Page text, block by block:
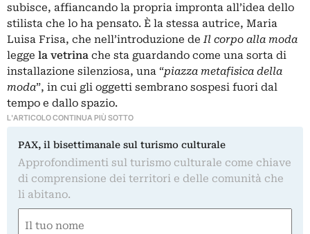
subisce, affiancando la propria impronta all’idea dello
stilista che lo ha pensato. È la stessa autrice, Maria
Luisa Frisa, che nell’introduzione deIl corpo alla moda
legge la vetrina che sta guardando come una sorta di
installazione silenziosa, una “piazza metafisica della
moda”, in cui gli oggetti sembrano sospesi fuori dal
tempo e dallo spazio.
L'ARTICOLO CONTINUA PIÙ SOTTO
PAX, il bisettimanale sul turismo culturale
Approfondimenti sul turismo culturale come chiave
di comprensione dei territori e delle comunità che
li abitano.
(Required)